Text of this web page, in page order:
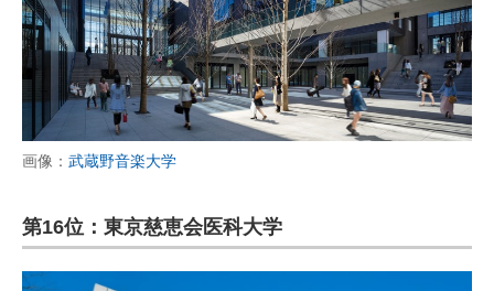
画像： 武蔵野音楽大学
第16位：東京慈恵会医科大学